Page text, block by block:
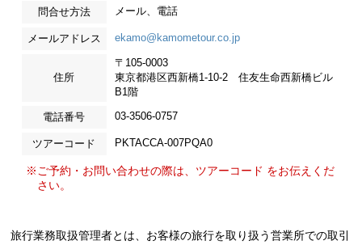
問合せ方法 メール、電話
メールアドレス ekamo@kamometour.co.jp
住所
〒105-0003
東京都港区西新橋1-10-2 住友生命西新橋ビル
B1階
電話番号 03-3506-0757
ツアーコード PKTACCA-007PQA0
※ご予約・お問い合わせの際は、ツアーコード をお伝えくだ
さい。
旅行業務取扱管理者とは、お客様の旅行を取り扱う営業所での取引